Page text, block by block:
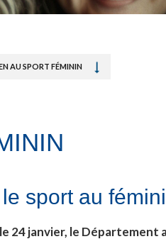
AU SPORT FÉMININ
sport au
janvier, le Département